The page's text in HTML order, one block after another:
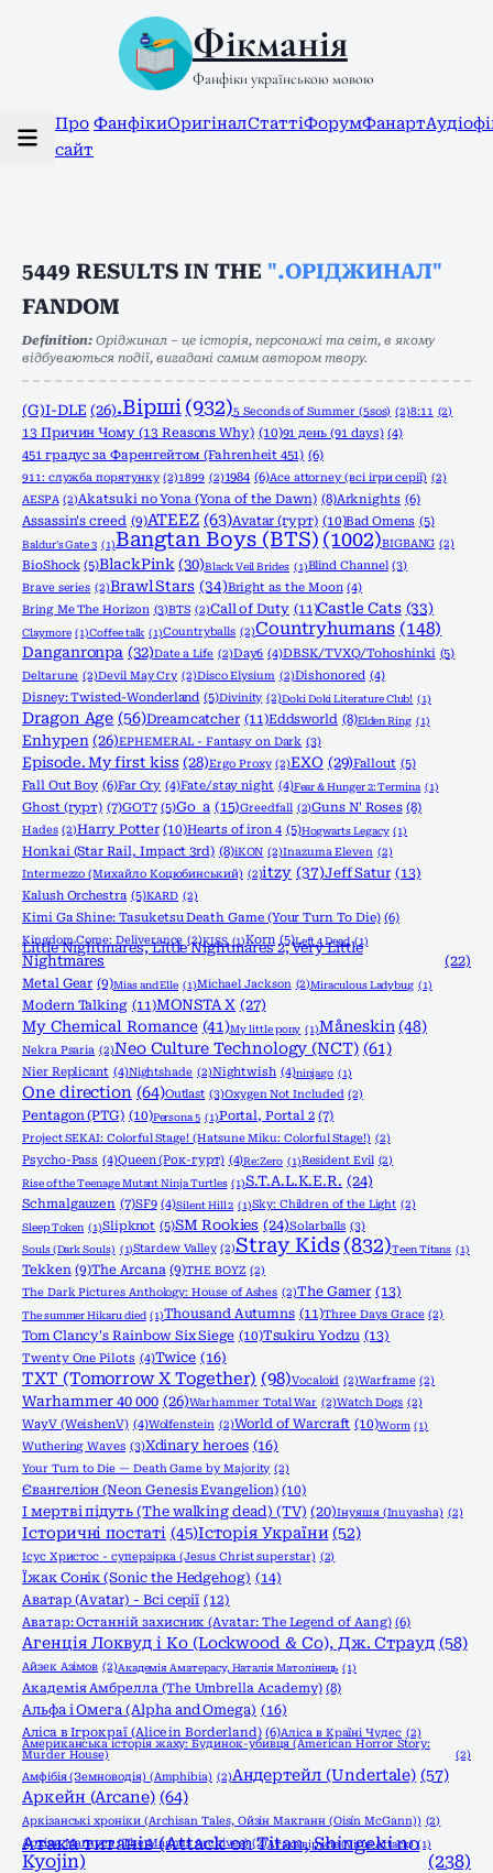
Фікманія
Фанфіки українською мовою
Про
сайт
ФанфікиОригіналСтаттіФорумФанарт
5449 RESULTS IN THE ".ОРІДЖИНАЛ"
FANDOM
Definition: Оріджинал – це історія, персонажі та світ, в якому
відбуваються події, вигадані самим автором твору.
(G)I-DLE (26).Вірші (932)5 Seconds of Summer (5sos) (2)8:11 (2)
13 Причин Чому (13 Reasons Why) (10)91 день (91 days) (4)
451 градус за Фаренгейтом (Fahrenheit 451) (6)
911: служба порятунку (2)1899 (2)1984 (6)Ace attorney (всі ігри серії) (2)
AESPA (2)Akatsuki no Yona (Yona of the Dawn) (8)Arknights (6)
Assassin's creed (9)ATEEZ (63)Avatar (гурт) (10)Bad Omens (5)
Baldur's Gate 3 (1)Bangtan Boys (BTS) (1002)BIGBANG (2)
BioShock (5)BlackPink (30)Black Veil Brides (1)Blind Channel (3)
Brave series (2)Brawl Stars (34)Bright as the Moon (4)
Bring Me The Horizon (3)BTS (2)Call of Duty (11)Castle Cats (33)
Claymore (1)Coffee talk (1)Countryballs (2)Countryhumans (148)
Danganronpa (32)Date a Life (2)Day6 (4)DBSK/TVXQ/Tohoshinki (5)
Deltarune (2)Devil May Cry (2)Disco Elysium (2)Dishonored (4)
Disney: Twisted-Wonderland (5)Divinity (2)Doki Doki Literature Club! (1)
Dragon Age (56)Dreamcatcher (11)Eddsworld (8)Elden Ring (1)
Enhypen (26)EPHEMERAL - Fantasy on Dark (3)
Episode. My first kiss (28)Ergo Proxy (2)EXO (29)Fallout (5)
Fall Out Boy (6)Far Cry (4)Fate/stay night (4)Fear & Hunger 2: Termina (1)
Ghost (гурт) (7)GOT7 (5)Go_a (15)Greedfall (2)Guns N' Roses (8)
Hades (2)Harry Potter (10)Hearts of iron 4 (5)Hogwarts Legacy (1)
Honkai (Star Rail, Impact 3rd) (8)iKON (2)Inazuma Eleven (2)
Intermezzo (Михайло Коцюбинський) (2)itzy (37)Jeff Satur (13)
Kalush Orchestra (5)KARD (2)
Kimi Ga Shine: Tasuketsu Death Game (Your Turn To Die) (6)
Kingdom Come: Deliverance (2)KISS (1)Korn (5)Left 4 Dead (1)
Little Nightmares, Little Nightmares 2, Very Little
Nightmares
(22)
Metal Gear (9)Mias and Elle (1)Michael Jackson (2)Miraculous Ladybug (1)
Modern Talking (11)MONSTA X (27)
My Chemical Romance (41)My little pony (1)Måneskin (48)
Nekra Psaria (2)Neo Culture Technology (NCT) (61)
Nier Replicant (4)Nightshade (2)Nightwish (4)ninjago (1)
One direction (64)Outlast (3)Oxygen Not Included (2)
Pentagon (PTG) (10)Persona 5 (1)Portal, Portal 2 (7)
Project SEKAI: Colorful Stage! (Hatsune Miku: Colorful Stage!) (2)
Psycho-Pass (4)Queen (Рок-гурт) (4)Re:Zero (1)Resident Evil (2)
Rise of the Teenage Mutant Ninja Turtles (1)S.T.A.L.K.E.R. (24)
Schmalgauzen (7)SF9 (4)Silent Hill 2 (1)Sky: Children of the Light (2)
Sleep Token (1)Slipknot (5)SM Rookies (24)Solarballs (3)
Souls (Dark Souls) (1)Stardew Valley (2)Stray Kids (832)Teen Titans (1)
Tekken (9)The Arcana (9)THE BOYZ (2)
The Dark Pictures Anthology: House of Ashes (2)The Gamer (13)
The summer Hikaru died (1)Thousand Autumns (11)Three Days Grace (2)
Tom Clancy's Rainbow Six Siege (10)Tsukiru Yodzu (13)
Twenty One Pilots (4)Twice (16)
TXT (Tomorrow X Together) (98)Vocaloid (2)Warframe (2)
Warhammer 40 000 (26)Warhammer Total War (2)Watch Dogs (2)
WayV (WeishenV) (4)Wolfenstein (2)World of Warcraft (10)Worm (1)
Wuthering Waves (3)Xdinary heroes (16)
Your Turn to Die — Death Game by Majority (2)
Євангеліон (Neon Genesis Evangelion) (10)
І мертві підуть (The walking dead) (TV) (20)Інуяшя (Inuyasha) (2)
Історичні постаті (45)Історія України (52)
Ісус Христос - суперзірка (Jesus Christ superstar) (2)
Їжак Сонік (Sonic the Hedgehog) (14)
Аватар (Avatar) - Всі серії (12)
Аватар: Останній захисник (Avatar: The Legend of Aang) (6)
Агенція Локвуд і Кo (Lockwood & Co), Дж. Страуд (58)
Айзек Азімов (2)Академія Аматерасу, Наталія Матолінець (1)
Академія Амбрелла (The Umbrella Academy) (8)
Альфа і Омега (Alpha and Omega) (16)
Аліса в Ігрокраї (Alice in Borderland) (6)Аліса в Країні Чудес (2)
Американська історія жаху: Будинок-убивця (American Horror Story:
Murder House)
(2)
Амфібія (Земноводія) (Amphibia) (2)Андертейл (Undertale) (57)
Аркейн (Arcane) (64)
Аркізанські хроніки (Archisan Tales, Ойзін Макганн (Oisín McGann)) (2)
Архіви Маґнуса (The Magnus Archives) (2)Атака вірусів (Virus Attack) (1)
Атака титанів (Attack on Titan, Shingeki no
Kyojin)
(238)